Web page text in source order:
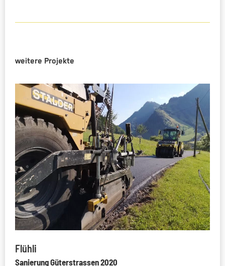
weitere Projekte
Flühli
Sanierung Güterstrassen 2020